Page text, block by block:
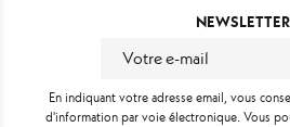
NEWSLETTER
En indiquant votre adresse email, vous
d'information par voie électronique. Vous